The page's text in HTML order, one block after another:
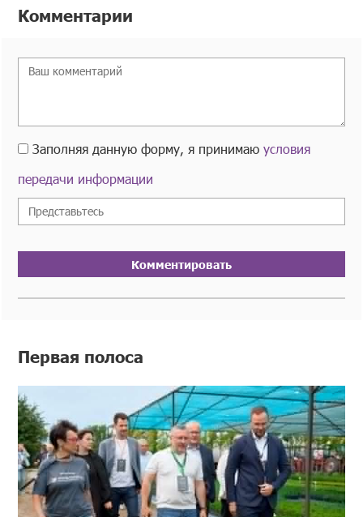
Комментарии
Заполняя данную форму, я принимаюусловия
передачи информации
Комментировать
Первая полоса